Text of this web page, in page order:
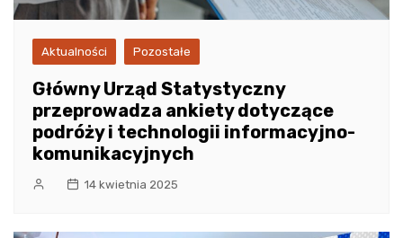
Aktualności Pozostałe
Główny Urząd Statystyczny
przeprowadza ankiety dotyczące
podróży i technologii informacyjno-
komunikacyjnych
14 kwietnia 2025